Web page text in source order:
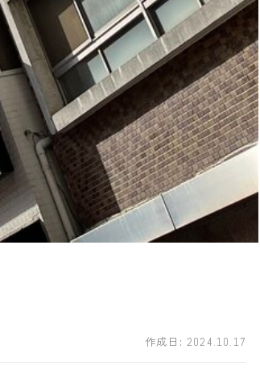
作成日: 2024.10.17